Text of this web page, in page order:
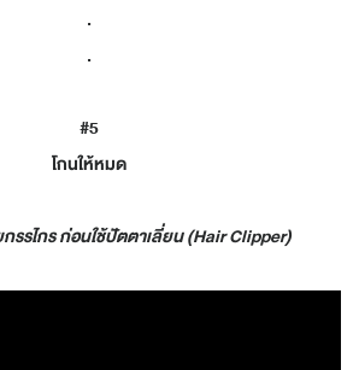
.
.
#5
โกนให้หมด
รรไกร ก่อนใช้ปัตตาเลี่ยน (Hair Clipper)